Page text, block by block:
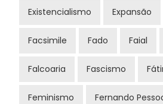
Existencialismo Expansão
Facsimile Fado Faial
Falcoaria Fascismo
Feminismo Fernando